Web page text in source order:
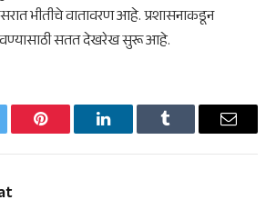
भीतीचे वातावरण आहे. प्रशासनाकडून
ठेवण्यासाठी सतत देखरेख सुरू आहे.
Pinterest LinkedInTumblr Email